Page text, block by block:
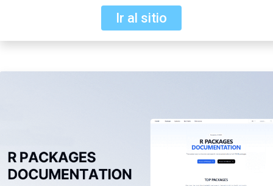
Ir al sitio